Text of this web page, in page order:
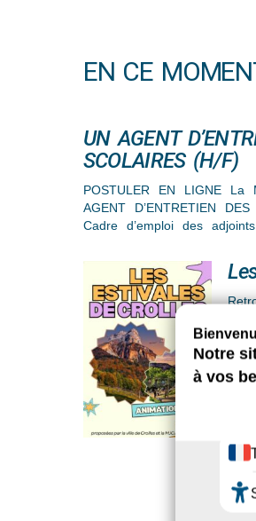
EN CE
UN AGENT
SCOLAIRES (H/F)
POSTULER EN LIGNE
AGENT D’ENTRETIEN
Cadre d’emploi des